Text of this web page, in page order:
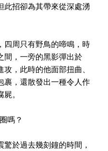
此招卻為其帶來從深處湧
四周只有野鳥的啼鳴，時
間，一旁的黑影彈出於
，此時的他面部扭曲、
裹，還散發出一種令人作
。
嗎？
於過去幾刻鐘的時間，